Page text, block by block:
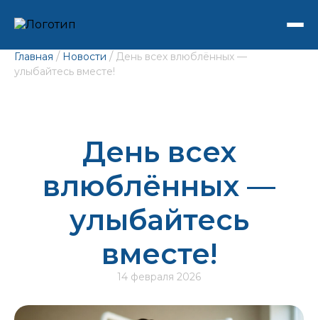
Главная / Новости / День всех влюблённых —
улыбайтесь вместе!
День всех
влюблённых —
улыбайтесь
вместе!
14 февраля 2026